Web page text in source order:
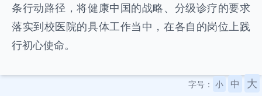
条行动路径，将健康中国的战略、分级诊疗的要求
落实到校医院的具体工作当中，在各自的岗位上践
行初心使命。
字号： 小 中 大